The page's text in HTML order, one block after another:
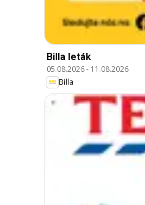
Billa leták
05.08.2026- 11.08.2026
Billa